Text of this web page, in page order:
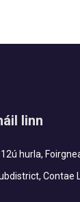
linn
hurla,
Contae